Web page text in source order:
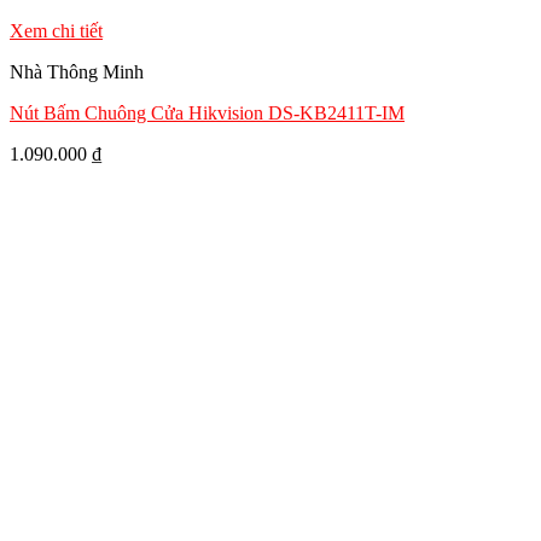
Xem chi tiết
Nhà Thông Minh
Nút Bấm Chuông Cửa Hikvision DS-KB2411T-IM
1.090.000 ₫